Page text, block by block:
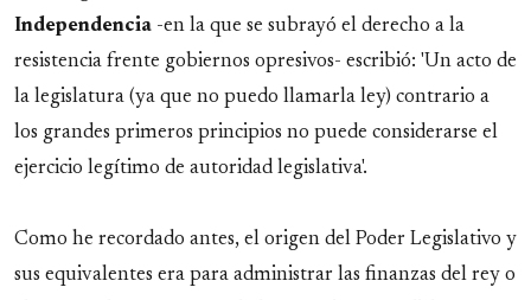
Independencia -en la que se subrayó el derecho a la
resistencia frente gobiernos opresivos- escribió: 'Un acto de
la legislatura (ya que no puedo llamarla ley) contrario a
los grandes primeros principios no puede considerarse el
ejercicio legítimo de autoridad legislativa'.
Como he recordado antes, el origen del Poder Legislativo y
sus equivalentes era para administrar las finanzas del rey o